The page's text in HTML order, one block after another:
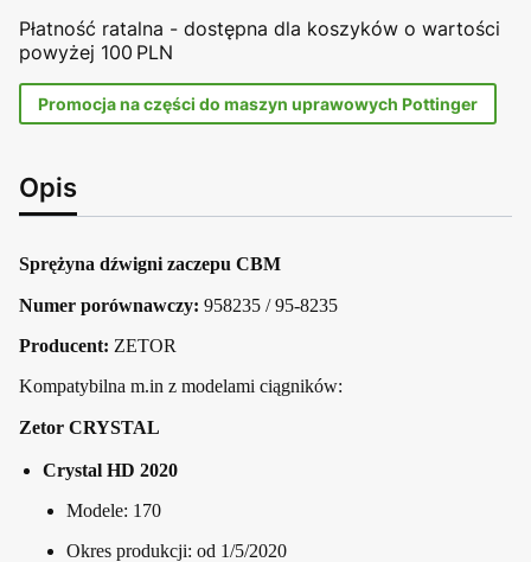
Płatność ratalna - dostępna dla koszyków o wartości
powyżej 100 PLN
Promocja na części do maszyn uprawowych Pottinger
Opis
Sprężyna dźwigni zaczepu CBM
Numer porównawczy: 958235 / 95-8235
Producent: ZETOR
Kompatybilna m.in z modelami ciągników:
Zetor CRYSTAL
Crystal HD 2020
Modele: 170
Okres produkcji: od 1/5/2020